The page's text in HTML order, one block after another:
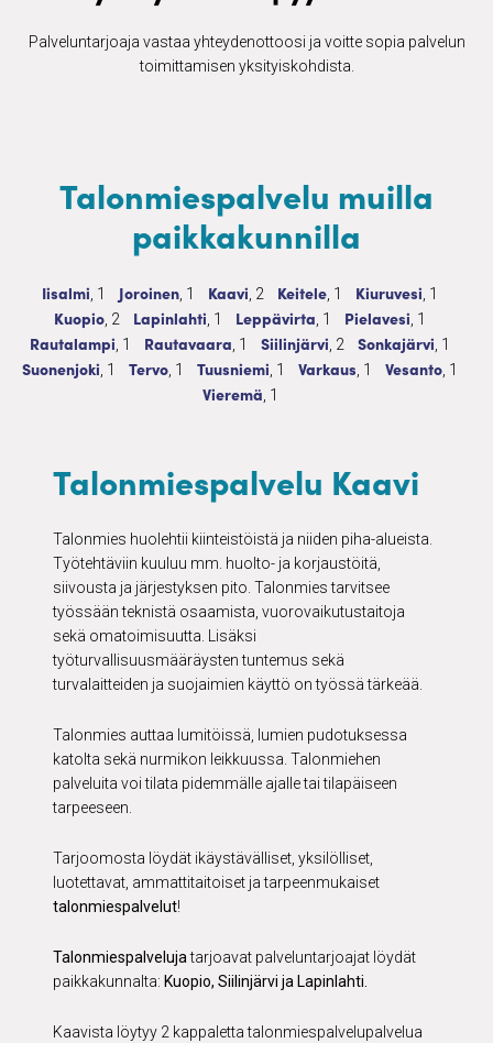
Palveluntarjoaja vastaa yhteydenottoosi ja voitte sopia palvelun
toimittamisen yksityiskohdista.
Talonmiespalvelu muilla
paikkakunnilla
Talonmiespalvelu
Iisalmi 1 palvelua
, 1 Talonmiespalvelu
Joroinen1 palvelua
, 1 Talonmiespalvelu
Kaavi 2 palvelua
, 2 Talonmiespalvelu
Keitele1 palvelua
, 1 Talonmiespalvelu
Kiuruvesi 1
, 1
Talonmiespalvelu
Kuopio2 palvelua
, 2 Talonmiespalvelu
Lapinlahti 1 palvelua
, 1 Talonmiespalvelu
Leppävirta 1 palvelua
, 1 Talonmiespalvelu
Pielavesi 1 palvelua
, 1
Talonmiespalvelu
Rautalampi 1 palvelua
, 1 Talonmiespalvelu
Rautavaara 1 palvelua
, 1 Talonmiespalvelu
Siilinjärvi 2 palvelua
, 2 Talonmiespalvelu
Sonkajärvi 1
, 1
Talonmiespalvelu
Suonenjoki 1 palvelua
, 1 Talonmiespalvelu
Tervo1 palvelua
, 1 Talonmiespalvelu
Tuusniemi 1 palvelua
, 1 Talonmiespalvelu
Varkaus 1 palvelua
, 1 Vesanto1, 1
Talonmiespalvelu
Vieremä1 palvelua
, 1
Talonmiespalvelu Kaavi
Talonmies huolehtii kiinteistöistä ja niiden piha-alueista.
Työtehtäviin kuuluu mm. huolto- ja korjaustöitä,
siivousta ja järjestyksen pito. Talonmies tarvitsee
työssään teknistä osaamista, vuorovaikutustaitoja
sekä omatoimisuutta. Lisäksi
työturvallisuusmääräysten tuntemus sekä
turvalaitteiden ja suojaimien käyttö on työssä tärkeää.
Talonmies auttaa lumitöissä, lumien pudotuksessa
katolta sekä nurmikon leikkuussa. Talonmiehen
palveluita voi tilata pidemmälle ajalle tai tilapäiseen
tarpeeseen.
Tarjoomosta löydät ikäystävälliset, yksilölliset,
luotettavat, ammattitaitoiset ja tarpeenmukaiset
talonmiespalvelut!
Talonmiespalvelujatarjoavat palveluntarjoajat löydät
paikkakunnalta: Kuopio, Siilinjärvi ja Lapinlahti.
Kaavista löytyy 2 kappaletta talonmiespalvelupalvelua